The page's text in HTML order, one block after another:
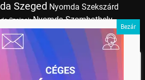
Szeged Nyomda Szekszárd
Szolnok Nyomda Szombathely
Nyomda Tatabánya Nyomda Vác
Nyomda Érd nyomtatás
Szitanyomda Budapesten